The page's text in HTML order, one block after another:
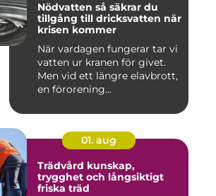
Nödvatten så säkrar du
tillgång till dricksvatten när
krisen kommer
När vardagen fungerar tar vi
vatten ur kranen för givet.
Men vid ett längre elavbrott,
en förorening...
01. aug
Trädvård kunskap,
trygghet och långsiktigt
friska träd